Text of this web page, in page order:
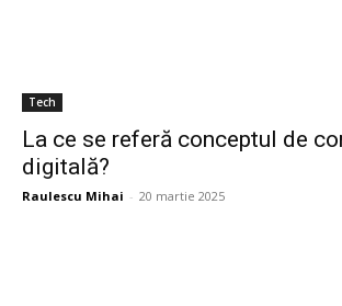
Tech
La ce se referă conceptul de
digitală?
Raulescu Mihai - 20 martie 2025